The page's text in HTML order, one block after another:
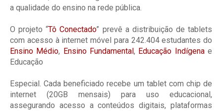
a qualidade do ensino na rede pública.
O projeto “Tô Conectado” prevê a distribuição de tablets
com acesso à internet móvel para 242.404 estudantes do
Ensino Médio, Ensino Fundamental, Educação Indígenae
Educação
Especial. Cada beneficiado recebe um tablet com chip de
internet (20GB mensais) para uso educacional,
assegurando acesso a conteúdos digitais, plataformas